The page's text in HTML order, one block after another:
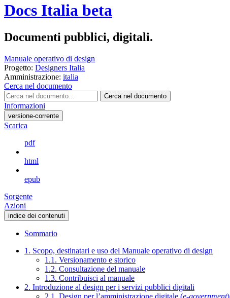
Docs Italia beta
Documenti pubblici, digitali.
Manuale operativo di design
Progetto: Designers Italia
Amministrazione: italia
Cerca nel documento
Cerca nel documento
Informazioni
versione-corrente
Scarica
pdf
html
epub
Sorgente
Azioni
indice dei contenuti
Sommario
1. Scopo, destinatari e uso del Manuale operativo di design
1.1. Versionamento e storico
1.2. Consultazione del manuale
1.3. Contribuisci al manuale
2. Introduzione al design per i servizi pubblici digitali
2.1. Design per l’amministrazione digitale (e-government)